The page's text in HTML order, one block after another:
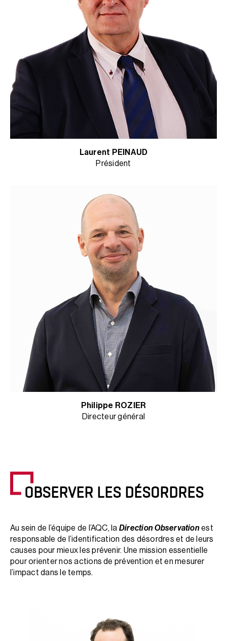
Laurent PEINAUD
Président
Philippe ROZIER
Directeur général
OBSERVER LES DÉSORDRES
Au sein de l’équipe de l’AQC, la Direction Observation est
responsable de l’identification des désordres et de leurs
causes pour mieux les prévenir. Une mission essentielle
pour orienter nos actions de prévention et en mesurer
l’impact dans le temps.